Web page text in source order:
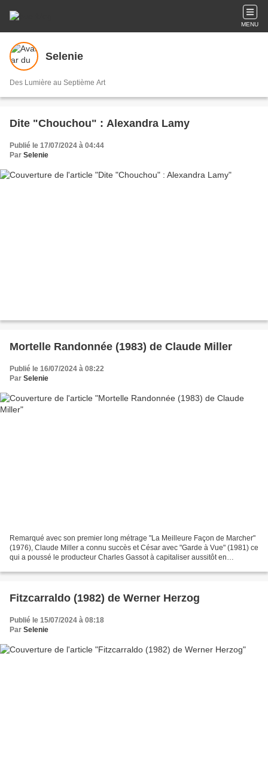
MENU
Selenie
Des Lumière au Septième Art
Dite "Chouchou" : Alexandra Lamy
Publié le 17/07/2024 à 04:44
Par Selenie
Mortelle Randonnée (1983) de Claude Miller
Publié le 16/07/2024 à 08:22
Par Selenie
Remarqué avec son premier long métrage "La Meilleure Façon de Marcher"
(1976), Claude Miller a connu succès et César avec "Garde à Vue" (1981) ce
qui a poussé le producteur Charles Gassot à capitaliser aussitôt en
Fitzcarraldo (1982) de Werner Herzog
Publié le 15/07/2024 à 08:18
Par Selenie